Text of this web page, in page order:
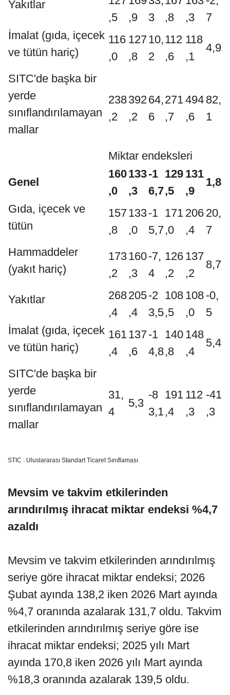
Yakıtlar
,5
,9
3
,8
,3
7
İmalat (gıda, içecek
ve tütün hariç)
116
,0
127
,8
10,
2
112
,6
118
,1
4,9
SITC'de başka bir
yerde
sınıflandırılamayan
mallar
238
,2
392
,2
64,
6
271
,7
494
,6
82,
1
Miktar endeksleri
Genel
160
,0
133
,3
-1
6,7
129
,5
131
,9
1,8
Gıda, içecek ve
tütün
157
,8
133
,0
-1
5,7
171
,0
206
,4
20,
7
Hammaddeler
(yakıt hariç)
173
,2
160
,3
-7,
4
126
,2
137
,2
8,7
Yakıtlar
268
,4
205
,4
-2
3,5
108
,5
108
,0
-0,
5
İmalat (gıda, içecek
ve tütün hariç)
161
,4
137
,6
-1
4,8
140
,8
148
,4
5,4
SITC'de başka bir
yerde
sınıflandırılamayan
mallar
31,
4
5,3
-8
3,1
191
,4
112
,3
-41
,3
STIC : Uluslararası Standart Ticaret Sınıflaması
Mevsim ve takvim etkilerinden
arındırılmış ihracat miktar endeksi %4,7
azaldı
Mevsim ve takvim etkilerinden arındırılmış
seriye göre ihracat miktar endeksi; 2026
Şubat ayında 138,2 iken 2026 Mart ayında
%4,7 oranında azalarak 131,7 oldu. Takvim
etkilerinden arındırılmış seriye göre ise
ihracat miktar endeksi; 2025 yılı Mart
ayında 170,8 iken 2026 yılı Mart ayında
%18,3 oranında azalarak 139,5 oldu.